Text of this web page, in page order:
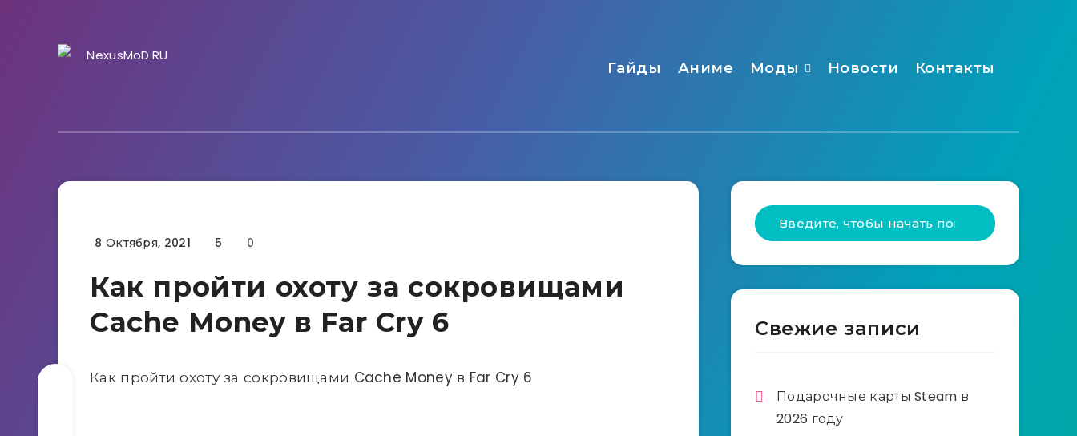
Гайды Аниме Моды Новости Контакты
Гайды
8 Октября, 2021 5 0
Как пройти охоту за сокровищами
Cache Money в Far Cry 6
Как пройти охоту за сокровищами Cache Money в Far Cry 6
Свежие записи
Подарочные карты Steam в
2026 году